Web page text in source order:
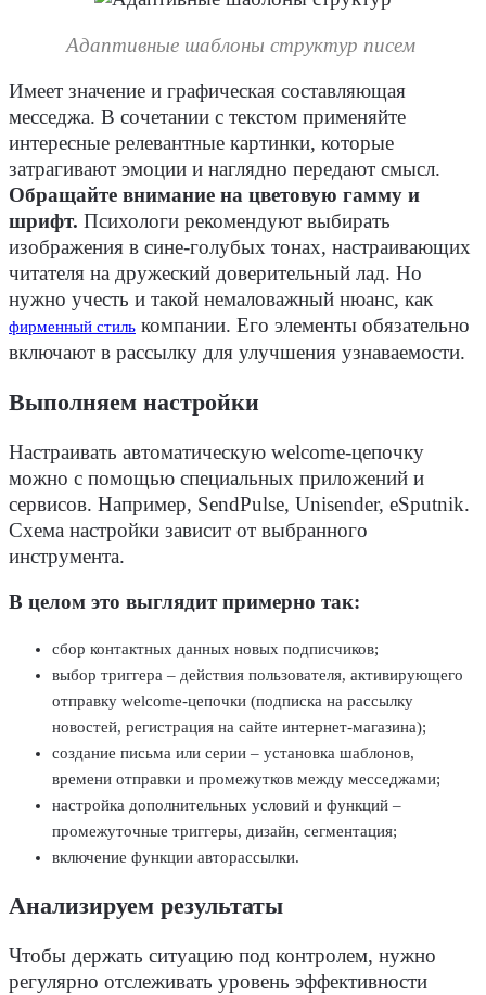
Адаптивные шаблоны структур писем
Имеет значение и графическая составляющая
месседжа. В сочетании с текстом применяйте
интересные релевантные картинки, которые
затрагивают эмоции и наглядно передают смысл.
Обращайте внимание на цветовую гамму и
шрифт. Психологи рекомендуют выбирать
изображения в сине-голубых тонах, настраивающих
читателя на дружеский доверительный лад. Но
нужно учесть и такой немаловажный нюанс, как
фирменный стиль компании. Его элементы обязательно
включают в рассылку для улучшения узнаваемости.
Выполняем настройки
Настраивать автоматическую welcome-цепочку
можно с помощью специальных приложений и
сервисов. Например, SendPulse, Unisender, eSputnik.
Схема настройки зависит от выбранного
инструмента.
В целом это выглядит примерно так:
сбор контактных данных новых подписчиков;
выбор триггера – действия пользователя, активирующего
отправку welcome-цепочки (подписка на рассылку
новостей, регистрация на сайте интернет-магазина);
создание письма или серии – установка шаблонов,
времени отправки и промежутков между месседжами;
настройка дополнительных условий и функций –
промежуточные триггеры, дизайн, сегментация;
включение функции авторассылки.
Анализируем результаты
Чтобы держать ситуацию под контролем, нужно
регулярно отслеживать уровень эффективности